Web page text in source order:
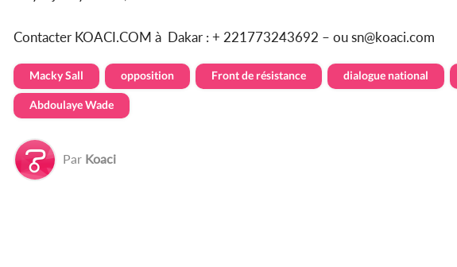
Contacter KOACI.COM à Dakar : + 221773243692 – ou sn@koaci.com
Macky Sall opposition Front de résistance dialogue national
Abdoulaye Wade
Par Koaci